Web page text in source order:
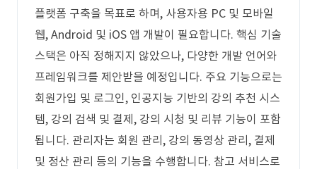
플랫폼 구축을 목표로 하며, 사용자용 PC 및 모바일
웹, Android 및 iOS 앱 개발이 필요합니다. 핵심 기술
스택은 아직 정해지지 않았으나, 다양한 개발 언어와
프레임워크를 제안받을 예정입니다. 주요 기능으로는
회원가입 및 로그인, 인공지능 기반의 강의 추천 시스
템, 강의 검색 및 결제, 강의 시청 및 리뷰 기능이 포함
됩니다. 관리자는 회원 관리, 강의 동영상 관리, 결제
및 정산 관리 등의 기능을 수행합니다. 참고 서비스로